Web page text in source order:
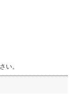
い。